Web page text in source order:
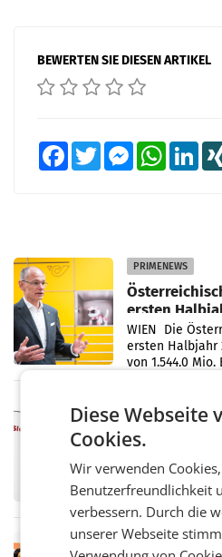
BEWERTEN SIE DIESEN ARTIKEL
FacebookTwitter MessengerWhatsApp
PRIMENEWS
ersten
Briefgeschäft
WIEN Die
ersten Halbjahr
von 1.544,0
Fernsehkonzern
Frühjahr dank
wieder Gewinn
RETAIL
Diese Webseite
Cookies.
Wir verwenden
Benutzerfreundlichkeit
verbessern. Durch die
unserer Webseite